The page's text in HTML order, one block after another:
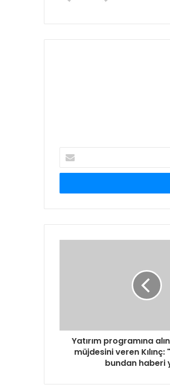
Posta
adresinizi
Yatırım programına
müjdesini veren
bundan haberi